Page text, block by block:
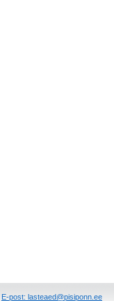
E-post: lasteaed@pisiponn.ee